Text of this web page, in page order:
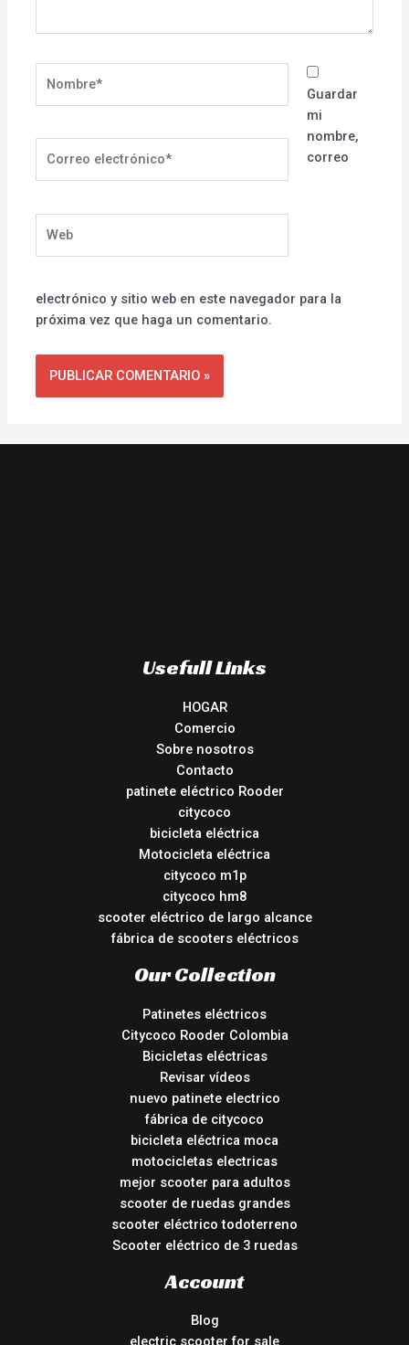
electrónico*
Guardar
mi
nombre,
correo
electrónico y sitio web en este navegador para la
próxima vez que haga un comentario.
Usefull Links
HOGAR
Comercio
Sobre nosotros
Contacto
patinete eléctrico Rooder
citycoco
bicicleta eléctrica
Motocicleta eléctrica
citycoco m1p
citycoco hm8
scooter eléctrico de largo alcance
fábrica de scooters eléctricos
Our Collection
Patinetes eléctricos
Citycoco Rooder Colombia
Bicicletas eléctricas
Revisar vídeos
nuevo patinete electrico
fábrica de citycoco
bicicleta eléctrica moca
motocicletas electricas
mejor scooter para adultos
scooter de ruedas grandes
scooter eléctrico todoterreno
Scooter eléctrico de 3 ruedas
Account
Blog